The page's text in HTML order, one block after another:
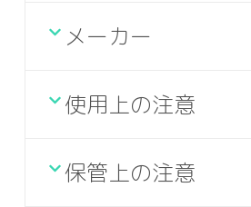
メーカー
使用上の注意
保管上の注意